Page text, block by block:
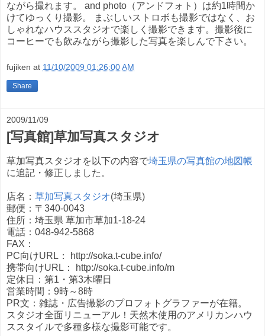
ながら撮れます。 and photo（アンドフォト）は約1時間か
けてゆっくり撮影。 まぶしいストロボも撮影ではなく、お
しゃれなハウススタジオで楽しく撮影できます。撮影後に
コーヒーでも飲みながら撮影した写真を楽しんで下さい。
fujiken at 11/10/2009 01:26:00 AM
Share
2009/11/09
[写真館]草加写真スタジオ
草加写真スタジオを以下の内容で埼玉県の写真館の地図帳
に追記・修正しました。
店名： 草加写真スタジオ(埼玉県)
郵便：〒340-0043
住所：埼玉県 草加市草加1-18-24
電話：048-942-5868
FAX：
PC向けURL： http://soka.t-cube.info/
携帯向けURL： http://soka.t-cube.info/m
定休日：第1・第3木曜日
営業時間：9時～8時
PR文：雑誌・広告撮影のプロフォトグラファーが在籍。
スタジオ全面リニューアル！天然木使用のアメリカンハウ
ススタイルで多種多様な撮影可能です。